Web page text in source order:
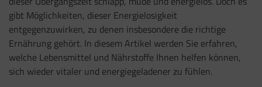
gibt Möglichkeiten, dieser Energielosigkeit
entgegenzuwirken, zu denen insbesondere die richtige
Ernährung gehört. In diesem Artikel werden Sie erfahren,
welche Lebensmittel und Nährstoffe Ihnen helfen können,
sich wieder vitaler und energiegeladener zu fühlen.